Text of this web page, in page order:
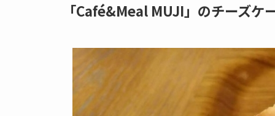
「Café&Meal MUJI」のチーズケ